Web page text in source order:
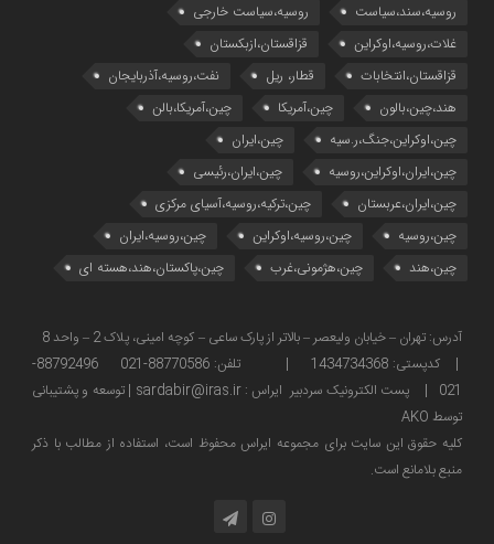
روسیه،سند،سیاست
روسیه،سیاست خارجی
غلات،روسیه،اوکراین
قزاقستان،ازبکستان
قزاقستان،انتخابات
قطار، ریل
نفت،روسیه،آذربایجان
هند،چین،بالون
چین،آمریکا
چین،آمریکا،بالن
چین،اوکراین،جنگ،ر.سیه
چین،ایران
چین،ایران،اوکراین،روسیه
چین،ایران،رئیسی
چین،ایران،عربستان
چین،ترکیه،روسیه،آسیای مرکزی
چین،روسیه
چین،روسیه،اوکراین
چین،روسیه،ایران
چین،هند
چین،هژمونی،غرب چین،پاکستان،هند،هسته ای
| کدپستی: 1434734368 | تلفن: 88770586-021 88792496-
021 | پست الکترونیک سردبیر ایراس : sardabir@iras.ir |
توسعه و پشتیبانی
توسط AKO
كليه حقوق این سایت برای مجموعه ایراس محفوظ است، استفاده از مطالب با ذكر
منبع بلامانع است.